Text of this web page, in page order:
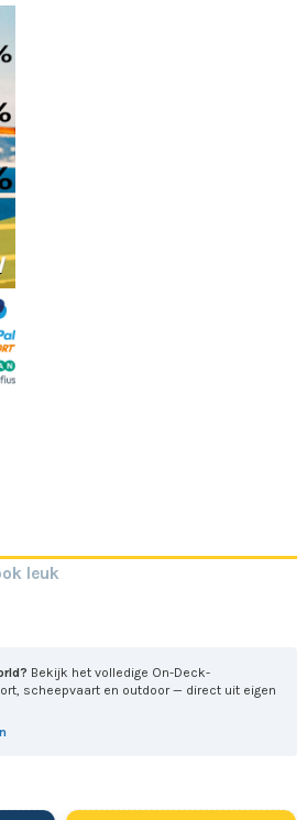
leuk
Bekijk het volledige On-Deck-
scheepvaart en outdoor — direct uit eigen